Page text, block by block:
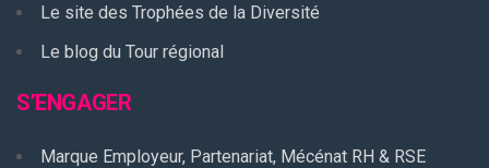
Le site des Trophées de la Diversité
Le blog du Tour régional
S’ENGAGER
Marque Employeur, Partenariat, Mécénat RH & RSE